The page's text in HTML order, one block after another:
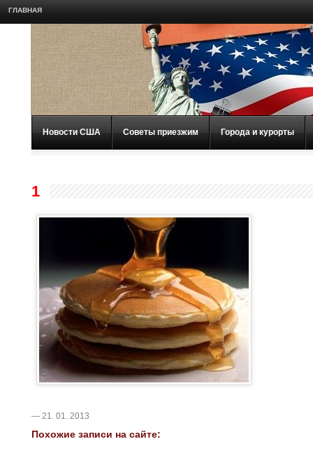
ГЛАВНАЯ
Новости США Советы приезжим Города и курорты
1
— 21. 01. 2013
Похожие записи на сайте: